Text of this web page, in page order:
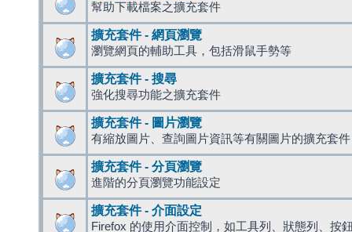
幫助下載檔案之擴充套件
擴充套件 - 網頁瀏覽
瀏覽網頁的輔助工具，包括滑鼠手勢等
擴充套件 - 搜尋
強化搜尋功能之擴充套件
擴充套件 - 圖片瀏覽
有縮放圖片、查詢圖片資訊等有關圖片的擴充套件
擴充套件 - 分頁瀏覽
進階的分頁瀏覽功能設定
擴充套件 - 介面設定
Firefox 的使用介面控制，如工具列、狀態列、按